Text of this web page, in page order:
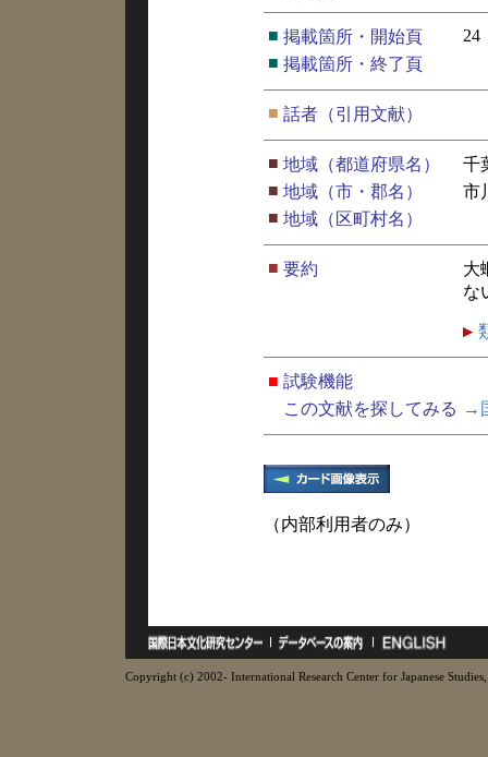
■ 掲載箇所・開始頁
24
■ 掲載箇所・終了頁
■ 話者（引用文献）
■ 地域（都道府県名）
千
■ 地域（市・郡名）
市
■ 地域（区町村名）
■ 要約
大
な
■ 試験機能
この文献を探してみる →
（内部利用者のみ）
Copyright (c) 2002- International Research Center for Japanese